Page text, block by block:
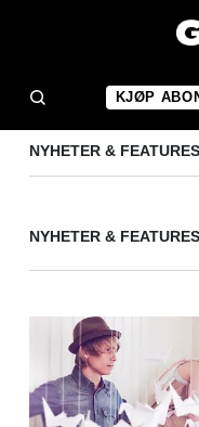
KJØP
NYHETER & FEATURES
NYHETER & FEATURES